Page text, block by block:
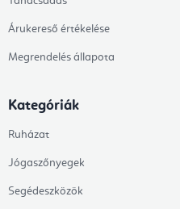
Árukereső értékelése
Megrendelés állapota
Kategóriák
Ruházat
Jógaszőnyegek
Segédeszközök